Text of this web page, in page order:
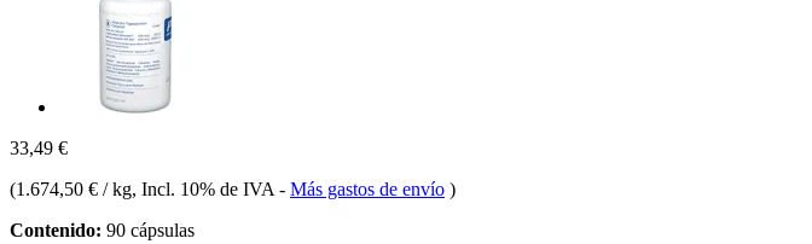
33,49 €
(1.674,50 € / kg, Incl. 10% de IVA - Más gastos de envío )
Contenido: 90 cápsulas